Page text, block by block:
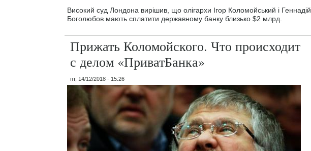
Високий суд Лондона вирішив, що олігархи Ігор Коломойський і Геннадій
Боголюбов мають сплатити державному банку близько $2 млрд.
Прижать Коломойского. Что происходит
с делом «ПриватБанка»
пт, 14/12/2018 - 15:26